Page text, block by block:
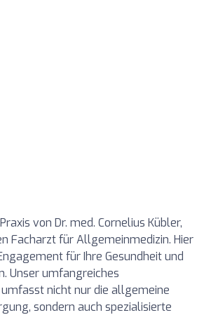
von Dr. med. Cornelius Kübler,
Facharzt für Allgemeinmedizin. Hier
für Ihre Gesundheit und
Unser umfangreiches
nicht nur die allgemeine
sondern auch spezialisierte